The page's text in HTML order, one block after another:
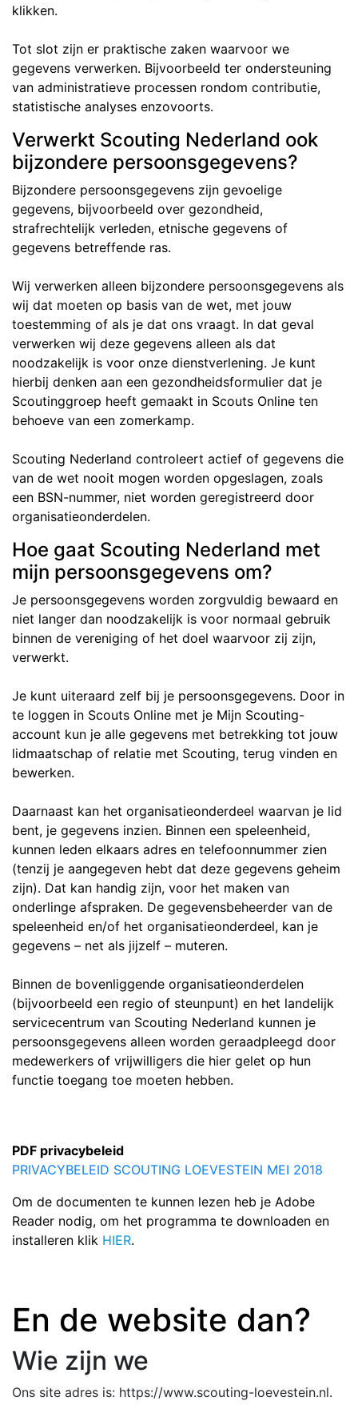
klikken.
Tot slot zijn er praktische zaken waarvoor we
gegevens verwerken. Bijvoorbeeld ter ondersteuning
van administratieve processen rondom contributie,
statistische analyses enzovoorts.
Verwerkt Scouting Nederland ook
bijzondere persoonsgegevens?
Bijzondere persoonsgegevens zijn gevoelige
gegevens, bijvoorbeeld over gezondheid,
strafrechtelijk verleden, etnische gegevens of
gegevens betreffende ras.
Wij verwerken alleen bijzondere persoonsgegevens als
wij dat moeten op basis van de wet, met jouw
toestemming of als je dat ons vraagt. In dat geval
verwerken wij deze gegevens alleen als dat
noodzakelijk is voor onze dienstverlening. Je kunt
hierbij denken aan een gezondheidsformulier dat je
Scoutinggroep heeft gemaakt in Scouts Online ten
behoeve van een zomerkamp.
Scouting Nederland controleert actief of gegevens die
van de wet nooit mogen worden opgeslagen, zoals
een BSN-nummer, niet worden geregistreerd door
organisatieonderdelen.
Hoe gaat Scouting Nederland met
mijn persoonsgegevens om?
Je persoonsgegevens worden zorgvuldig bewaard en
niet langer dan noodzakelijk is voor normaal gebruik
binnen de vereniging of het doel waarvoor zij zijn,
verwerkt.
Je kunt uiteraard zelf bij je persoonsgegevens. Door in
te loggen in Scouts Online met je Mijn Scouting-
account kun je alle gegevens met betrekking tot jouw
lidmaatschap of relatie met Scouting, terug vinden en
bewerken.
Daarnaast kan het organisatieonderdeel waarvan je lid
bent, je gegevens inzien. Binnen een speleenheid,
kunnen leden elkaars adres en telefoonnummer zien
(tenzij je aangegeven hebt dat deze gegevens geheim
zijn). Dat kan handig zijn, voor het maken van
onderlinge afspraken. De gegevensbeheerder van de
speleenheid en/of het organisatieonderdeel, kan je
gegevens – net als jijzelf – muteren.
Binnen de bovenliggende organisatieonderdelen
(bijvoorbeeld een regio of steunpunt) en het landelijk
servicecentrum van Scouting Nederland kunnen je
persoonsgegevens alleen worden geraadpleegd door
medewerkers of vrijwilligers die hier gelet op hun
functie toegang toe moeten hebben.
PDF privacybeleid
PRIVACYBELEID SCOUTING LOEVESTEIN MEI 2018
Om de documenten te kunnen lezen heb je Adobe
Reader nodig, om het programma te downloaden en
installeren klik HIER.
En de website dan?
Wie zijn we
Ons site adres is: https://www.scouting-loevestein.nl.